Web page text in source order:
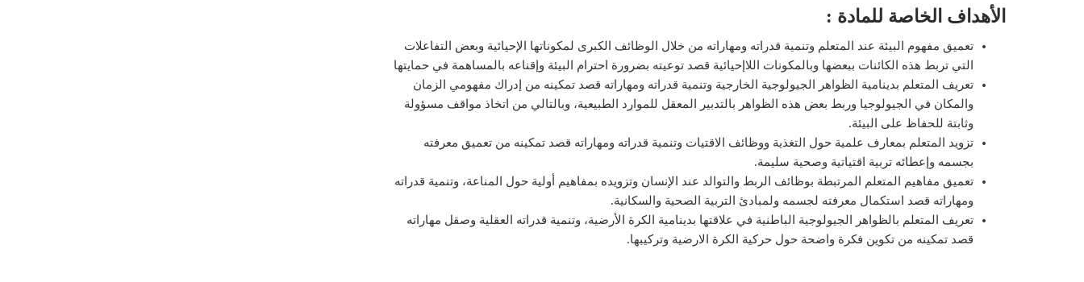
الأهداف الخاصة للمادة :
تعميق مفهوم البيئة عند المتعلم وتنمية قدراته ومهاراته من خلال الوظائف الكبرى لمكوناتها الإحيائية وبعض التفاعلات
التي تربط هذه الكائنات ببعضها وبالمكونات اللاإحيائية قصد توعيته بضرورة احترام البيئة وإقناعه بالمساهمة في حمايتها
تعريف المتعلم بدينامية الظواهر الجيولوجية الخارجية وتنمية قدراته ومهاراته قصد تمكينه من إدراك مفهومي الزمان
والمكان في الجيولوجيا وربط بعض هذه الظواهر بالتدبير المعقل للموارد الطبيعية، وبالتالي من اتخاذ مواقف مسؤولة
وثابتة للحفاظ على البيئة.
تزويد المتعلم بمعارف علمية حول التغذية ووظائف الاقتيات وتنمية قدراته ومهاراته قصد تمكينه من تعميق معرفته
بجسمه وإعطائه تربية اقتياتية وصحية سليمة.
تعميق مفاهيم المتعلم المرتبطة بوظائف الربط والتوالد عند الإنسان وتزويده بمفاهيم أولية حول المناعة، وتنمية قدراته
ومهاراته قصد استكمال معرفته لجسمه ولمبادئ التربية الصحية والسكانية.
تعريف المتعلم بالظواهر الجيولوجية الباطنية في علاقتها بدينامية الكرة الأرضية، وتنمية قدراته العقلية وصقل مهاراته
قصد تمكينه من تكوين فكرة واضحة حول حركية الكرة الارضية وتركيبها.